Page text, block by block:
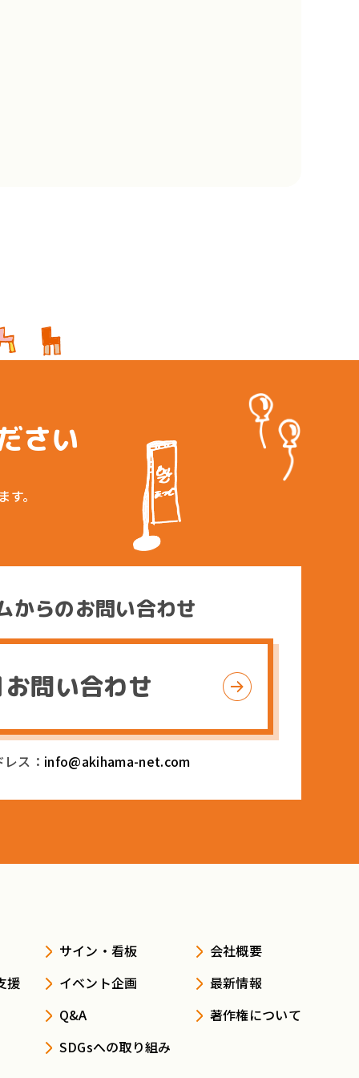
さい
。
からのお問い合わせ
お問い合わせ
ス： info@akihama-net.com
援
サイン・看板
イベント企画
Q&A
SDGsへの取り組み
会社概要
最新情報
著作権について